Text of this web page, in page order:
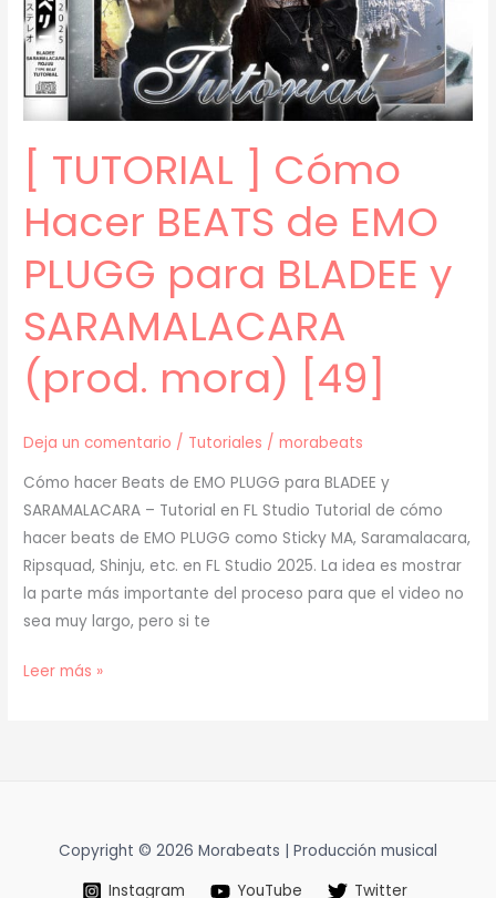
mora)
[61]
[ TUTORIAL ] Cómo
Hacer BEATS de EMO
PLUGG para BLADEE y
SARAMALACARA
(prod. mora) [49]
Deja un comentario / Tutoriales /morabeats
Cómo hacer Beats de EMO PLUGG para BLADEE y
SARAMALACARA – Tutorial en FL Studio Tutorial de cómo
hacer beats de EMO PLUGG como Sticky MA, Saramalacara,
Ripsquad, Shinju, etc. en FL Studio 2025. La idea es mostrar
la parte más importante del proceso para que el video no
sea muy largo, pero si te
[
Leer más »
Copyright © 2026 Morabeats | Producción musical
Instagram
YouTube Twitter